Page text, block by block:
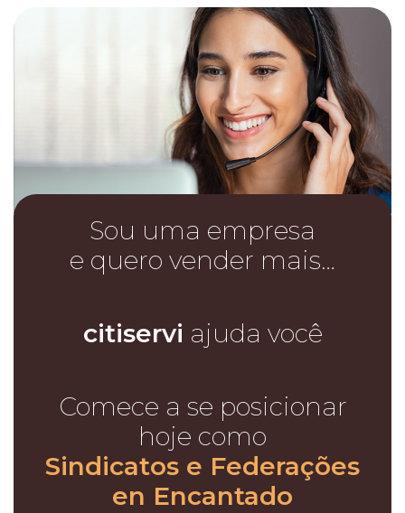
Sou uma empresa
e quero vender mais…
citiservi ajuda você
Comece a se posicionar
hoje como
Sindicatos e Federações
en Encantado